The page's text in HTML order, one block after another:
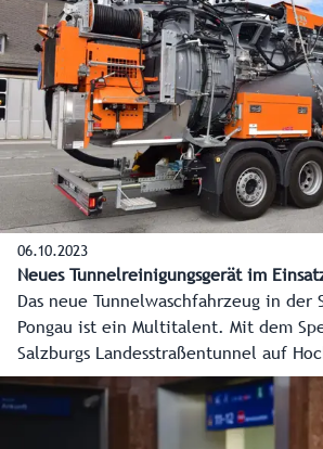
das Geschenk.
06.10.2023
Neues Tunnelreinigungsgerät im
Das neue Tunnelwaschfahrzeug in der
Pongau ist ein Multitalent. Mit dem
Salzburgs Landesstraßentunnel auf
zwölf Metern Länge auf vier Achsen
von 36 Tonnen bei voller Ladung ist
Wascheinheit respekteinflößend.